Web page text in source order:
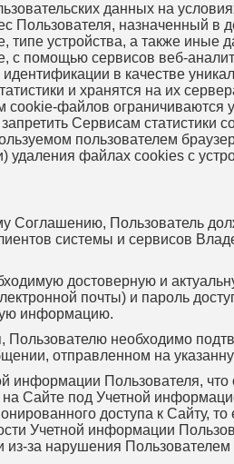
данных на
Пользователя, назначенный в
типе устройства, а также иные
помощью сервисов веб-
в качестве
и хранятся на их
cookie-файлов ограничиваются
Сервисам статистики
пользователем
файлах cookies с
Соглашению, Пользователь
системы и сервисов
достоверную и
почты) и пароль
информацию.
необходимо
отправленном на
Пользователя, что
на Сайте под Учетной
доступа к Сайту, то
Учетной информации
из-за нарушения